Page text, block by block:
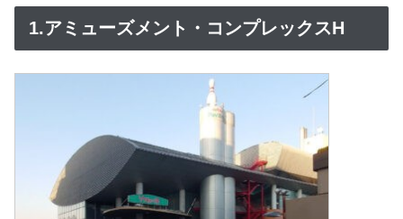
1.アミューズメント・コンプレックスH